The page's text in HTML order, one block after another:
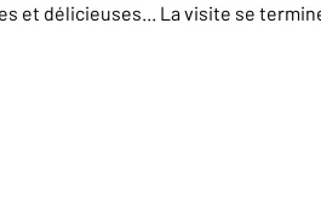
et délicieuses... La visite se